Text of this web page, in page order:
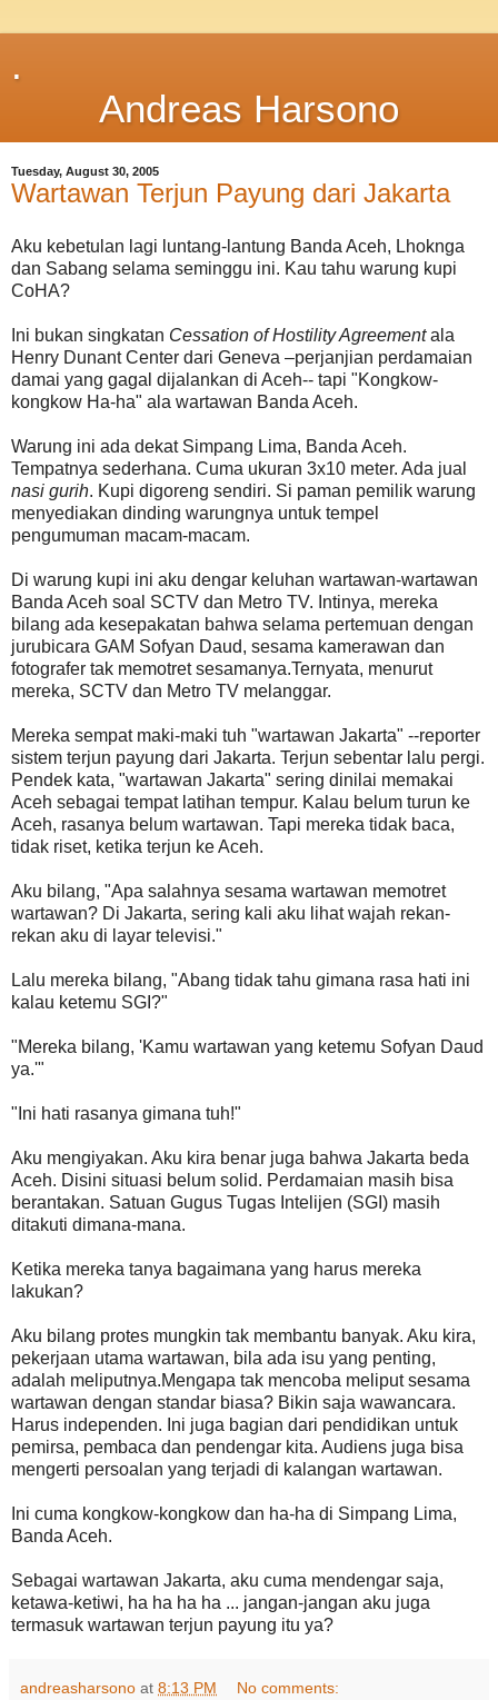
.
Andreas Harsono
Tuesday, August 30, 2005
Wartawan Terjun Payung dari Jakarta
Aku kebetulan lagi luntang-lantung Banda Aceh, Lhoknga
dan Sabang selama seminggu ini. Kau tahu warung kupi
CoHA?
Ini bukan singkatan Cessation of Hostility Agreementala
Henry Dunant Center dari Geneva –perjanjian perdamaian
damai yang gagal dijalankan di Aceh-- tapi "Kongkow-
kongkow Ha-ha" ala wartawan Banda Aceh.
Warung ini ada dekat Simpang Lima, Banda Aceh.
Tempatnya sederhana. Cuma ukuran 3x10 meter. Ada jual
nasi gurih. Kupi digoreng sendiri. Si paman pemilik warung
menyediakan dinding warungnya untuk tempel
pengumuman macam-macam.
Di warung kupi ini aku dengar keluhan wartawan-wartawan
Banda Aceh soal SCTV dan Metro TV. Intinya, mereka
bilang ada kesepakatan bahwa selama pertemuan dengan
jurubicara GAM Sofyan Daud, sesama kamerawan dan
fotografer tak memotret sesamanya.Ternyata, menurut
mereka, SCTV dan Metro TV melanggar.
Mereka sempat maki-maki tuh "wartawan Jakarta" --reporter
sistem terjun payung dari Jakarta. Terjun sebentar lalu pergi.
Pendek kata, "wartawan Jakarta" sering dinilai memakai
Aceh sebagai tempat latihan tempur. Kalau belum turun ke
Aceh, rasanya belum wartawan. Tapi mereka tidak baca,
tidak riset, ketika terjun ke Aceh.
Aku bilang, "Apa salahnya sesama wartawan memotret
wartawan? Di Jakarta, sering kali aku lihat wajah rekan-
rekan aku di layar televisi."
Lalu mereka bilang, "Abang tidak tahu gimana rasa hati ini
kalau ketemu SGI?"
"Mereka bilang, 'Kamu wartawan yang ketemu Sofyan Daud
ya.'"
"Ini hati rasanya gimana tuh!"
Aku mengiyakan. Aku kira benar juga bahwa Jakarta beda
Aceh. Disini situasi belum solid. Perdamaian masih bisa
berantakan. Satuan Gugus Tugas Intelijen (SGI) masih
ditakuti dimana-mana.
Ketika mereka tanya bagaimana yang harus mereka
lakukan?
Aku bilang protes mungkin tak membantu banyak. Aku kira,
pekerjaan utama wartawan, bila ada isu yang penting,
adalah meliputnya.Mengapa tak mencoba meliput sesama
wartawan dengan standar biasa? Bikin saja wawancara.
Harus independen. Ini juga bagian dari pendidikan untuk
pemirsa, pembaca dan pendengar kita. Audiens juga bisa
mengerti persoalan yang terjadi di kalangan wartawan.
Ini cuma kongkow-kongkow dan ha-ha di Simpang Lima,
Banda Aceh.
Sebagai wartawan Jakarta, aku cuma mendengar saja,
ketawa-ketiwi, ha ha ha ha ... jangan-jangan aku juga
termasuk wartawan terjun payung itu ya?
andreasharsono at 8:13 PM No comments: